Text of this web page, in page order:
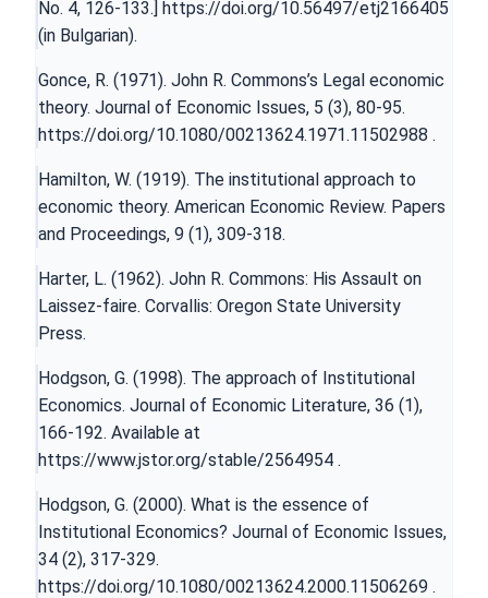
No. 4, 126-133.] https://doi.org/10.56497/etj2166405
(in Bulgarian).
Gonce, R. (1971). John R. Commons’s Legal economic
theory. Journal of Economic Issues, 5 (3), 80-95.
https://doi.org/10.1080/00213624.1971.11502988 .
Hamilton, W. (1919). The institutional approach to
economic theory. American Economic Review. Papers
and Proceedings, 9 (1), 309-318.
Harter, L. (1962). John R. Commons: His Assault on
Laissez-faire. Corvallis: Oregon State University
Press.
Hodgson, G. (1998). The approach of Institutional
Economics. Journal of Economic Literature, 36 (1),
166-192. Available at
https://www.jstor.org/stable/2564954 .
Hodgson, G. (2000). What is the essence of
Institutional Economics? Journal of Economic Issues,
34 (2), 317-329.
https://doi.org/10.1080/00213624.2000.11506269 .